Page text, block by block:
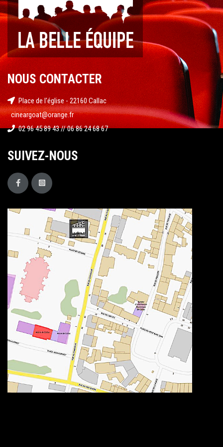
NOUS CONTACTER
Place de l'église - 22160 Callac
cineargoat@orange.fr
02 96 45 89 43 // 06 86 24 68 67
SUIVEZ-NOUS